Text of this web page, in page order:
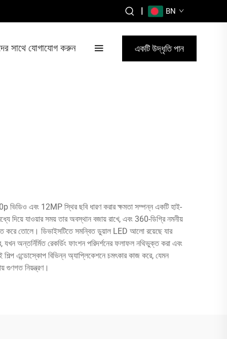
| BN
সাথে যোগাযোগ করুন একটি উদ্ধৃতি পান
ভিডিও এবং 12MP স্থির ছবি ধারণ করার ক্ষমতা সম্পন্ন একটি হাই-
দিয়ে যাওয়ার সময় তার অবস্থান বজায় রাখে, এবং 360-ডিগ্রি নমনীয়
করে তোলে। ডিভাইসটিতে সমন্বিত ডুয়াল LED আলো রয়েছে যার
অন্তর্নির্মিত রেকর্ডিং ফাংশন পরিদর্শনের ফলাফল নথিভুক্ত করা এবং
এন্ডোস্কোপ বিভিন্ন অ্যাপ্লিকেশনে চমৎকার কাজ করে, যেমন
গুণগত নিয়ন্ত্রণ।